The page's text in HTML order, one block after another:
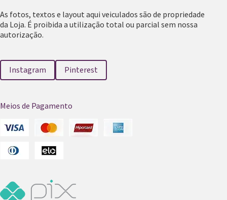
As fotos, textos e layout aqui veiculados são de propriedade
da Loja. É proibida a utilização total ou parcial sem nossa
autorização.
Instagram Pinterest
Meios de Pagamento